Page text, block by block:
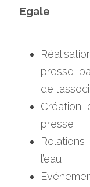
Egale
presse
de
Création
presse,
l’eau,